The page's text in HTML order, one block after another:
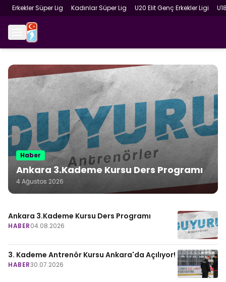
Erkekler Süper Lig Kadınlar Süper Lig U20 Elit Genç Erkekler Ligi
Haber
Ankara 3.Kademe Kursu Ders Programı
4 Ağustos 2026
Ankara 3.Kademe Kursu Ders Programı
HABER04.08.2026
3. Kademe Antrenör Kursu Ankara'da Açılıyor!
HABER30.07.2026